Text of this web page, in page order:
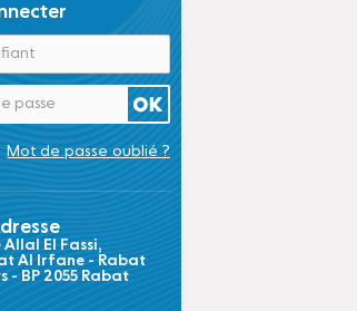
Mot de passe oublié ?
Allal El Fassi,
Al Irfane - Rabat
- BP 2055 Rabat